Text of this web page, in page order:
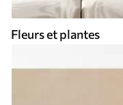
Fleurs et plantes